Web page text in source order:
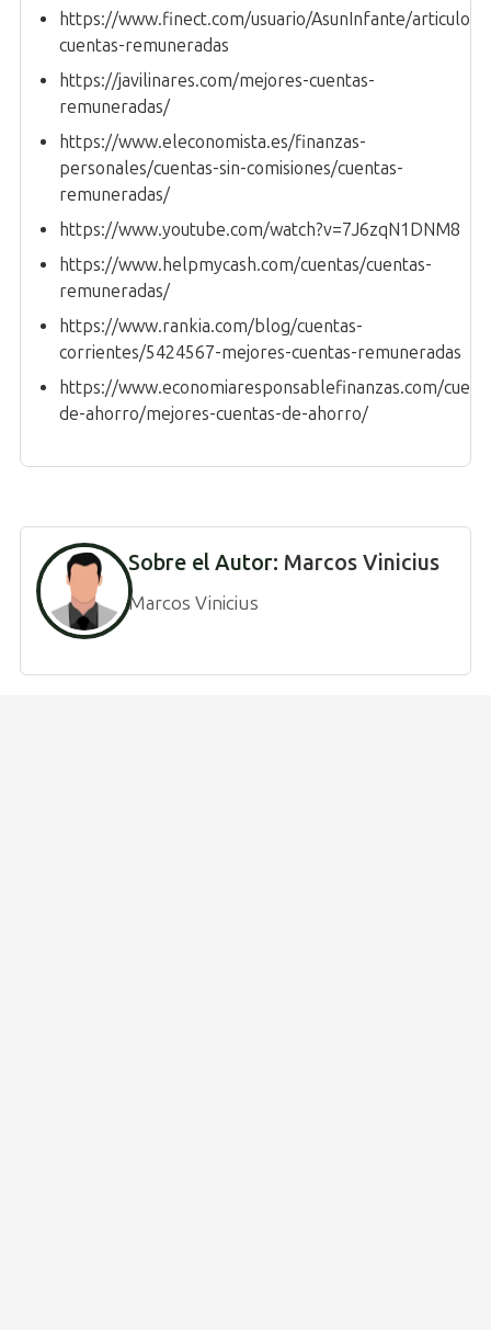
https://www.finect.com/usuario/AsunInfante/articulos/
cuentas-remuneradas
https://javilinares.com/mejores-cuentas-
remuneradas/
https://www.eleconomista.es/finanzas-
personales/cuentas-sin-comisiones/cuentas-
remuneradas/
https://www.youtube.com/watch?v=7J6zqN1DNM8
https://www.helpmycash.com/cuentas/cuentas-
remuneradas/
https://www.rankia.com/blog/cuentas-
corrientes/5424567-mejores-cuentas-remuneradas
https://www.economiaresponsablefinanzas.com/
de-ahorro/mejores-cuentas-de-ahorro/
Sobre el Autor: Marcos Vinicius
Marcos Vinicius